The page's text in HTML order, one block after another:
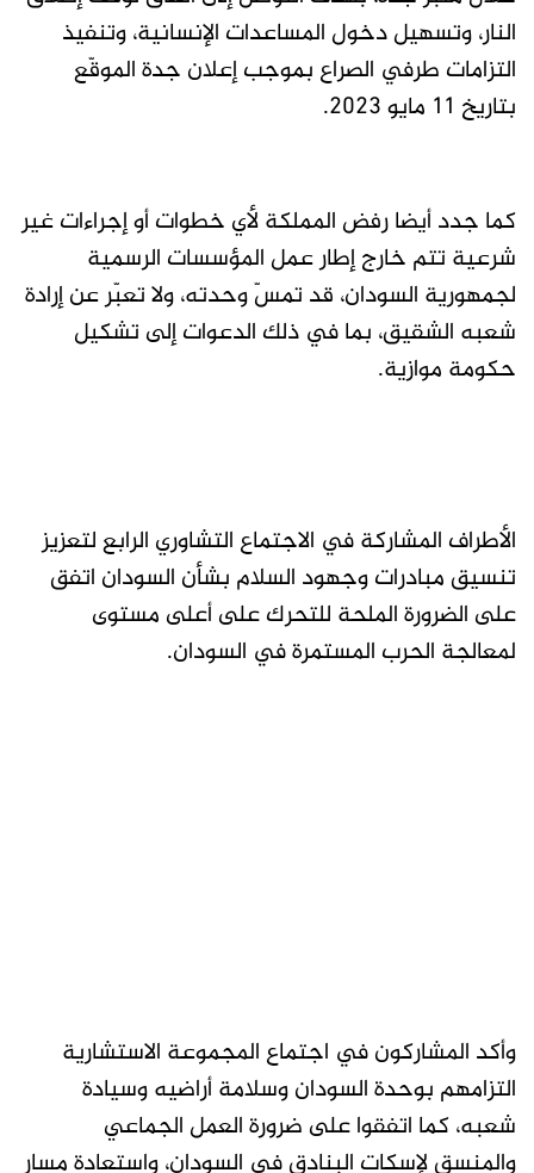
النار، وتسهيل دخول المساعدات الإنسانية، وتنفيذ
التزامات طرفي الصراع بموجب إعلان جدة الموقّع
بتاريخ 11 مايو 2023.
كما جدد أيضا رفض المملكة لأي خطوات أو إجراءات غير
شرعية تتم خارج إطار عمل المؤسسات الرسمية
لجمهورية السودان، قد تمسّ وحدته، ولا تعبّر عن إرادة
شعبه الشقيق، بما في ذلك الدعوات إلى تشكيل
حكومة موازية.
الأطراف المشاركة في الاجتماع التشاوري الرابع لتعزيز
تنسيق مبادرات وجهود السلام بشأن السودان اتفق
على الضرورة الملحة للتحرك على أعلى مستوى
لمعالجة الحرب المستمرة في السودان.
وأكد المشاركون في اجتماع المجموعة الاستشارية
التزامهم بوحدة السودان وسلامة أراضيه وسيادة
شعبه، كما اتفقوا على ضرورة العمل الجماعي
والمنسق لإسكات البنادق في السودان، واستعادة مسار